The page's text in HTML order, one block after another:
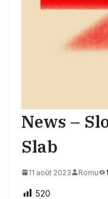
News –
Slab
11 août 2023 Romu
520